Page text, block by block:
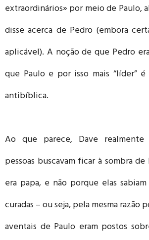
extraordinários» por meio de Paulo,
disse acerca de Pedro (embora
aplicável). A noção de que Pedro
que Paulo e por isso mais “líder”
antibíblica.
Ao que parece, Dave
pessoas buscavam ficar à sombra
era papa, e não porque elas
curadas – ou seja, pela mesma razão
aventais de Paulo eram postos